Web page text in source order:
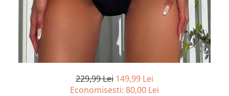
229,99 Lei 149,99 Lei
Economisesti: 80,00 Lei